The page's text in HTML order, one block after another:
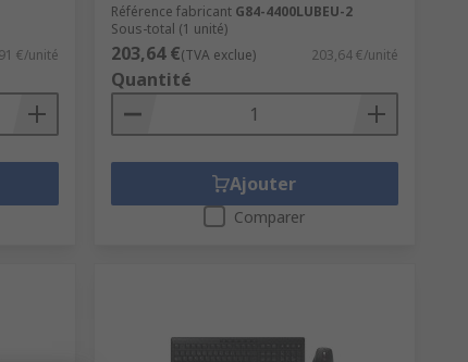
€/unité
Référence fabricant G84-4400LUBEU-2
Sous-total (1 unité)
203,64 €(TVA exclue) 203,64 €/unité
Quantité
Ajouter
Comparer